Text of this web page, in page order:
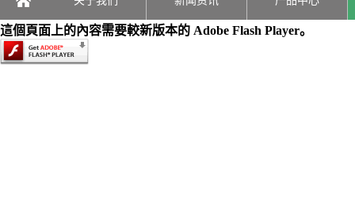
页
這個頁面上的內容需要較新版本的 Adobe Flash Player。